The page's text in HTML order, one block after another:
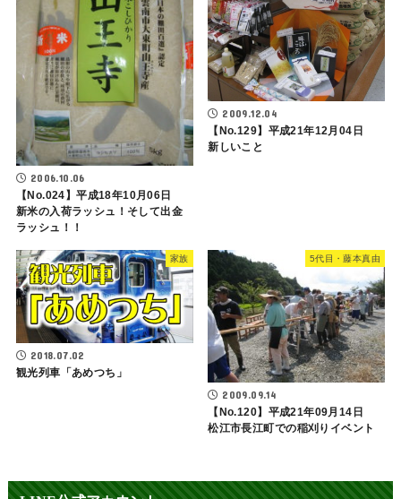
2006.10.06
【No.024】平成18年10月06日
新米の入荷ラッシュ！そして出金
ラッシュ！！
2009.12.04
【No.129】平成21年12月04日
新しいこと
家族
2018.07.02
観光列車「あめつち」
5代目・藤本真由
2009.09.14
【No.120】平成21年09月14日
松江市長江町での稲刈りイベント